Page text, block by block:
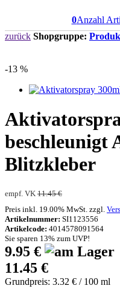
0Anzahl
zurück Shopgruppe:
-13 %
beschleunigt
Blitzkleber
empf. VK 11.45 €
Preis inkl. 19.00% MwSt. zzgl.
Artikelnummer: SI1123556
Artikelcode: 4014578091564
Sie sparen 13% zum UVP!
9.95 €
11.45 €
Grundpreis: 3.32 € / 100 ml